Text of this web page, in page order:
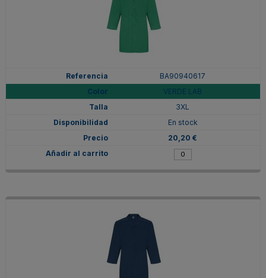
BA90940617
VERDE LAB
3XL
En stock
20,20 €